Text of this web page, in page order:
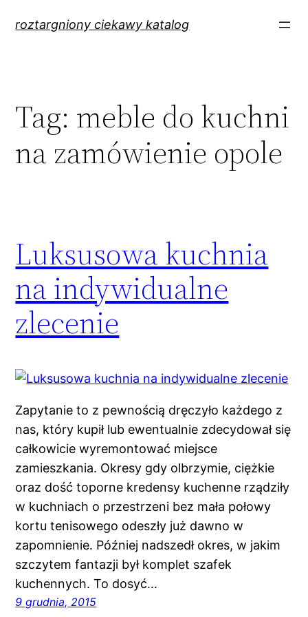
roztargniony ciekawy katalog
Tag: meble do kuchni
na zamówienie opole
Luksusowa kuchnia
na indywidualne
zlecenie
Zapytanie to z pewnością dręczyło każdego z
nas, który kupił lub ewentualnie zdecydował się
całkowicie wyremontować miejsce
zamieszkania. Okresy gdy olbrzymie, ciężkie
oraz dość toporne kredensy kuchenne rządziły
w kuchniach o przestrzeni bez mała połowy
kortu tenisowego odeszły już dawno w
zapomnienie. Później nadszedł okres, w jakim
szczytem fantazji był komplet szafek
kuchennych. To dosyć…
9 grudnia, 2015